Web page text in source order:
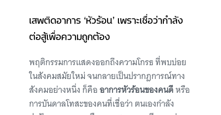
เสพติดอาการ ‘หัวร้อน’ เพราะเชื่อว่ากำลัง
ต่อสู้เพื่อความถูกต้อง
พฤติกรรมการแสดงออกถึงความโกรธ ที่พบบ่อย
ในสังคมสมัยใหม่ จนกลายเป็นปรากฎการณ์ทาง
สังคมอย่างหนึ่ง ก็คืออาการหัวร้อนของคนดีหรือ
การบันดาลโทสะของคนที่เชื่อว่า ตนเองกำลัง